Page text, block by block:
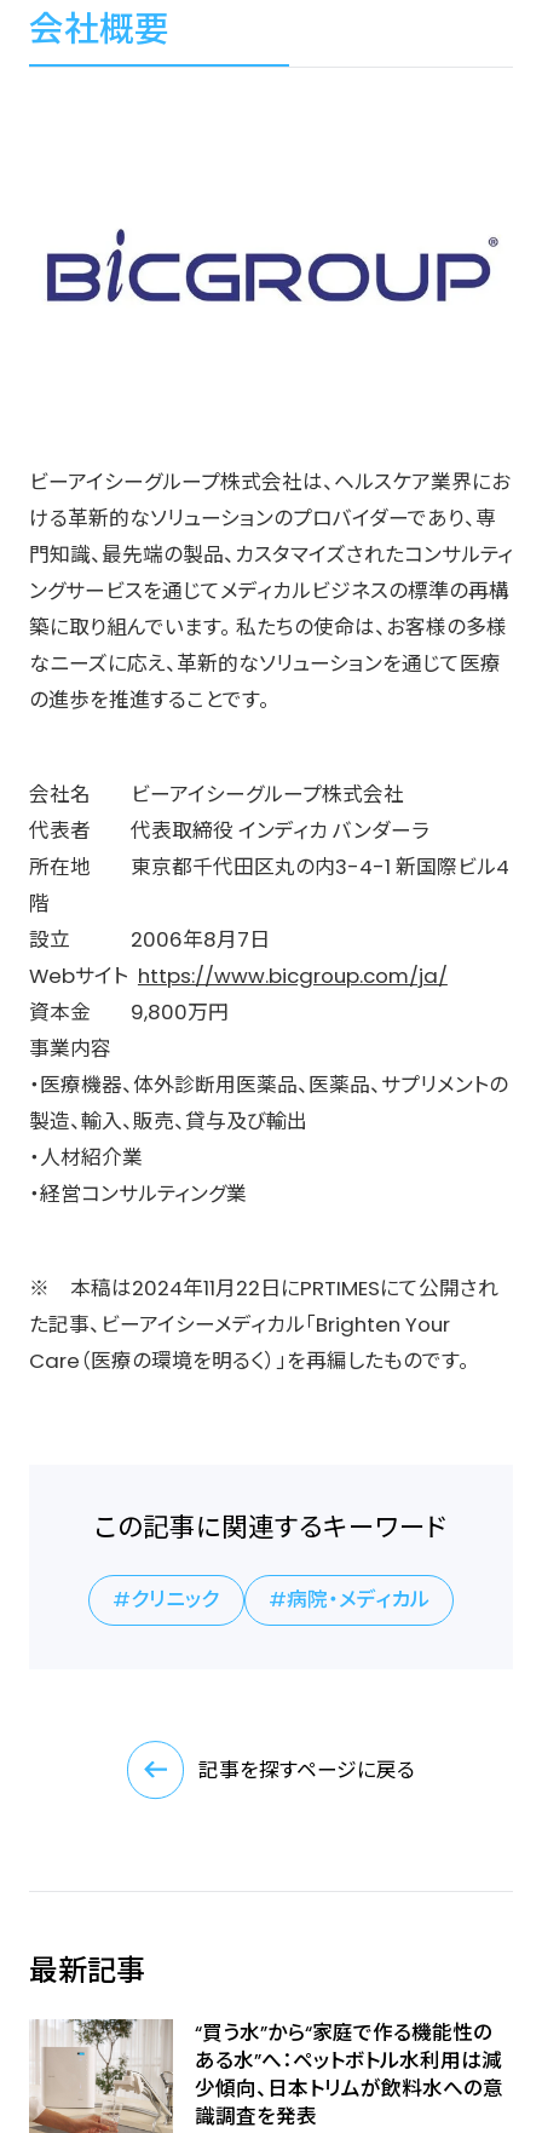
会社概要
ビーアイシーグループ株式会社は、ヘルスケア業界にお
ける革新的なソリューションのプロバイダーであり、専
門知識、最先端の製品、カスタマイズされたコンサルティ
ングサービスを通じてメディカルビジネスの標準の再構
築に取り組んでいます。 私たちの使命は、お客様の多様
なニーズに応え、革新的なソリューションを通じて医療
の進歩を推進することです。
会社名 ビーアイシーグループ株式会社
代表者 代表取締役 インディカ バンダーラ
所在地 東京都千代田区丸の内3-4-1 新国際ビル4
階
設立 2006年8月7日
Webサイト https://www.bicgroup.com/ja/
資本金 9,800万円
事業内容
・医療機器、体外診断用医薬品、医薬品、サプリメントの
製造、輸入、販売、貸与及び輸出
・人材紹介業
・経営コンサルティング業
※ 本稿は2024年11月22日にPRTIMESにて公開され
た記事、ビーアイシーメディカル「Brighten Your
Care（医療の環境を明るく）」を再編したものです。
この記事に関連するキーワード
クリニック 病院・メディカル
記事を探すページに戻る
最新記事
“買う水”から“家庭で作る機能性の
ある水”へ：ペットボトル水利用は減
少傾向、日本トリムが飲料水への意
識調査を発表